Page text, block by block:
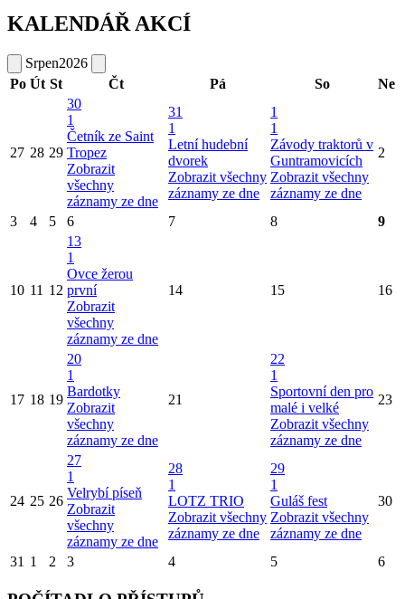
KALENDÁŘ AKCÍ
Srpen2026
Po Út St Čt Pá So Ne
27 28 29
30
1
Četník ze Saint
Tropez
Zobrazit
všechny
záznamy ze dne
31
1
Letní hudební
dvorek
Zobrazit všechny
záznamy ze dne
1
1
Závody traktorů v
Guntramovicích
Zobrazit všechny
záznamy ze dne
2
3 4 5 6 7 8 9
10 11 12
13
1
Ovce žerou
první
Zobrazit
všechny
záznamy ze dne
14 15 16
17 18 19
20
1
Bardotky
Zobrazit
všechny
záznamy ze dne
21
22
1
Sportovní den pro
malé i velké
Zobrazit všechny
záznamy ze dne
23
24 25 26
27
1
Velrybí píseň
Zobrazit
všechny
záznamy ze dne
28
1
LOTZ TRIO
Zobrazit všechny
záznamy ze dne
29
1
Guláš fest
Zobrazit všechny
záznamy ze dne
30
31 1 2 3 4 5 6